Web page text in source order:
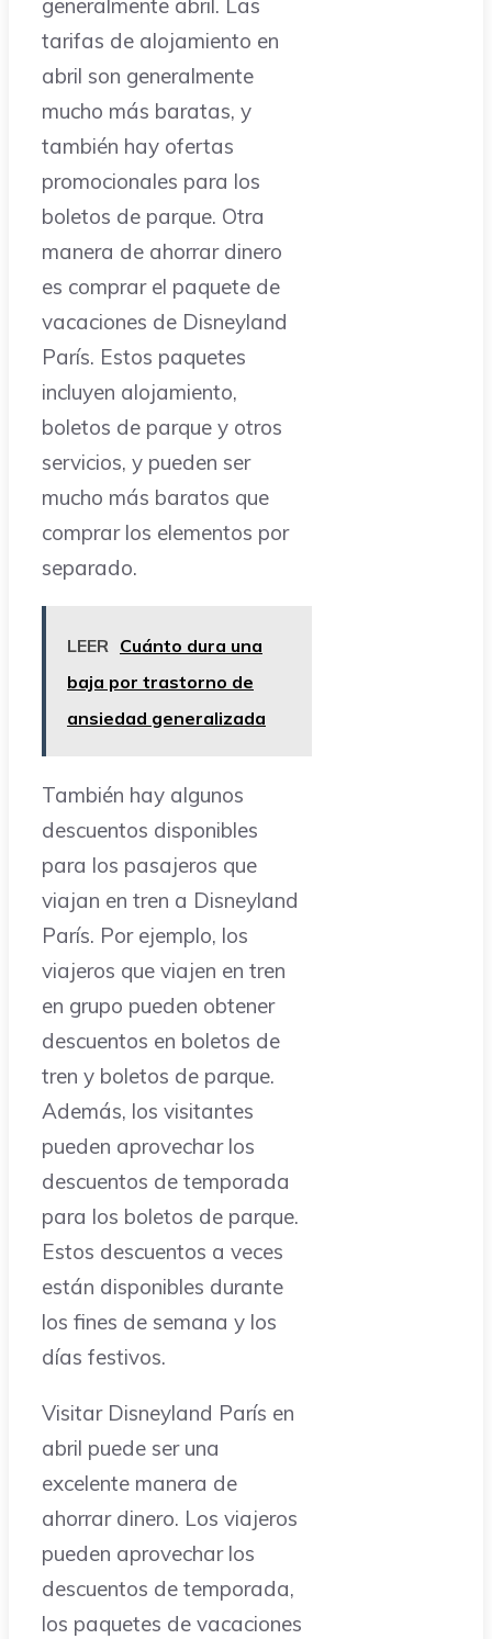
generalmente abril. Las
tarifas de alojamiento en
abril son generalmente
mucho más baratas, y
también hay ofertas
promocionales para los
boletos de parque. Otra
manera de ahorrar dinero
es comprar el paquete de
vacaciones de Disneyland
París. Estos paquetes
incluyen alojamiento,
boletos de parque y otros
servicios, y pueden ser
mucho más baratos que
comprar los elementos por
separado.
LEER Cuánto dura una
baja por trastorno de
ansiedad generalizada
También hay algunos
descuentos disponibles
para los pasajeros que
viajan en tren a Disneyland
París. Por ejemplo, los
viajeros que viajen en tren
en grupo pueden obtener
descuentos en boletos de
tren y boletos de parque.
Además, los visitantes
pueden aprovechar los
descuentos de temporada
para los boletos de parque.
Estos descuentos a veces
están disponibles durante
los fines de semana y los
días festivos.
Visitar Disneyland París en
abril puede ser una
excelente manera de
ahorrar dinero. Los viajeros
pueden aprovechar los
descuentos de temporada,
los paquetes de vacaciones